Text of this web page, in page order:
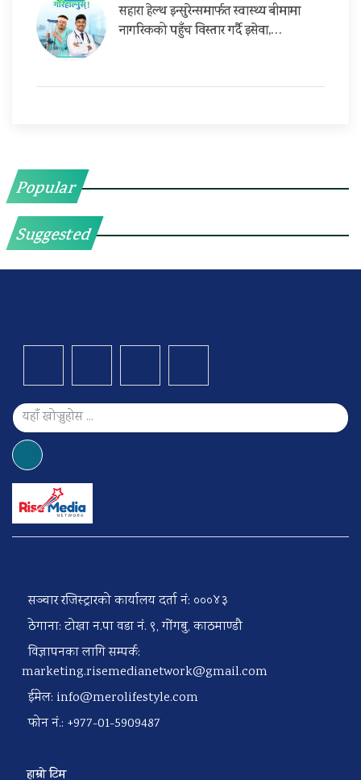
सहारा हेल्थ इन्सुरेन्समार्फत स्वास्थ्य बीमामा
नागरिकको पहुँच विस्तार गर्दै इसेवा,…
Popular
Suggested
सञ्चार रजिस्ट्रारको कार्यालय दर्ता नं: ०००४३
ठेगाना: टोखा न.पा वडा नं. ९, गोंगबु, काठमाण्डौ
विज्ञापनका लागि सम्पर्क:
marketing.risemedianetwork@gmail.com
ईमेल: info@merolifestyle.com
फोन नं.: +977-01-5909487
हाम्रो टिम